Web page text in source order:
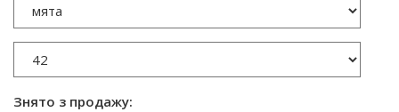
Знято з продажу: